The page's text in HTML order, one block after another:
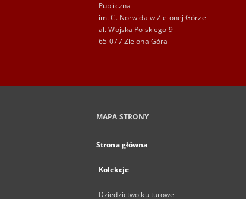
Publiczna
im. C. Norwida w Zielonej Górze
al. Wojska Polskiego 9
65-077 Zielona Góra
MAPA STRONY
Strona główna
Kolekcje
Dziedzictwo kulturowe